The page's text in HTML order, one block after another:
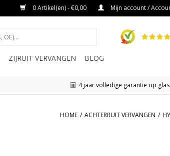
0 Artikel(en) - €0,00 Mijn account /
ZIJRUIT VERVANGEN BLOG
4 jaar volledige garantie op
HOME / ACHTERRUIT VERVANGEN /